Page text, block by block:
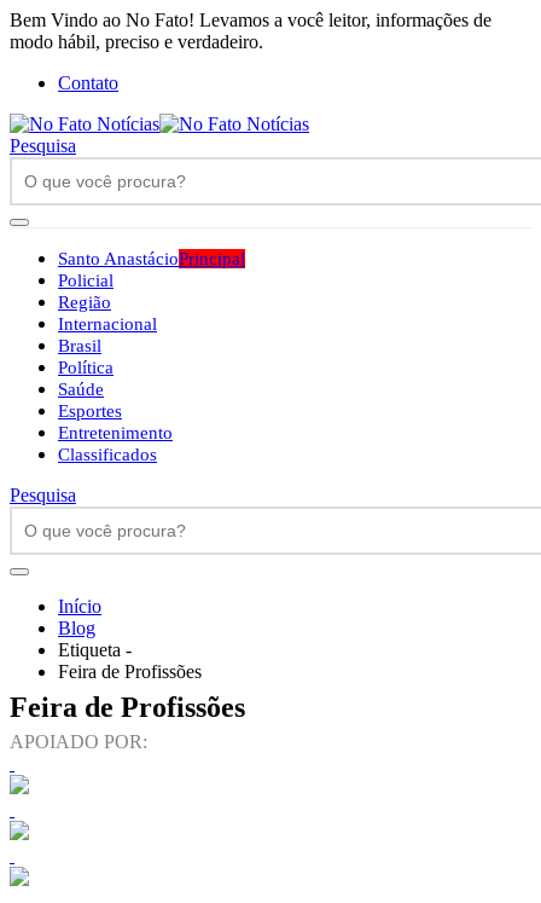
Bem Vindo ao No Fato! Levamos a você leitor, informações de
modo hábil, preciso e verdadeiro.
Contato
Pesquisa
Santo AnastácioPrincipal
Policial
Região
Internacional
Brasil
Política
Saúde
Esportes
Entretenimento
Classificados
Pesquisa
Início
Blog
Etiqueta -
Feira de Profissões
Feira de Profissões
APOIADO POR: